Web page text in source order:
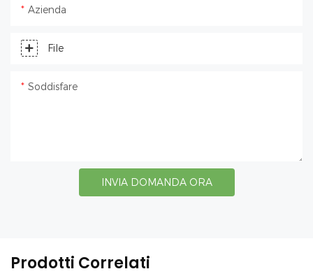
Azienda
File
Soddisfare
INVIA DOMANDA ORA
Prodotti Correlati